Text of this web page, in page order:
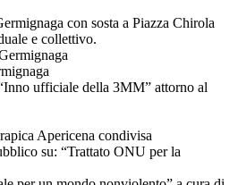
con sosta a Piazza Chirola
e collettivo.
ufficiale della 3MM” attorno al
Apericena condivisa
su: “Trattato ONU per la